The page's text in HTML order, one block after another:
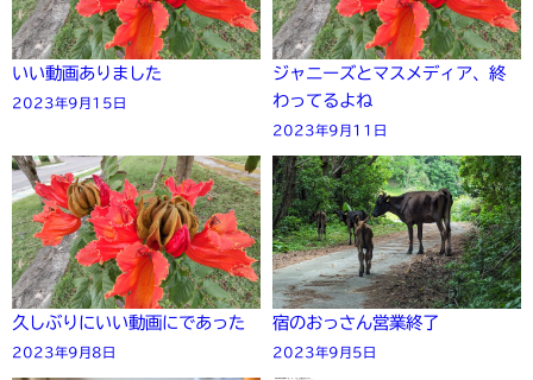
いい動画ありました
2023年9月15日
ジャニーズとマスメディア、終
わってるよね
2023年9月11日
久しぶりにいい動画にであった
2023年9月8日
宿のおっさん営業終了
2023年9月5日